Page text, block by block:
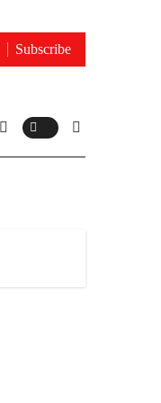
Subscribe